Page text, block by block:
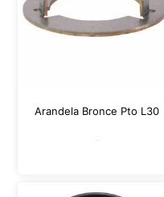
Arandela Bronce Pto L30